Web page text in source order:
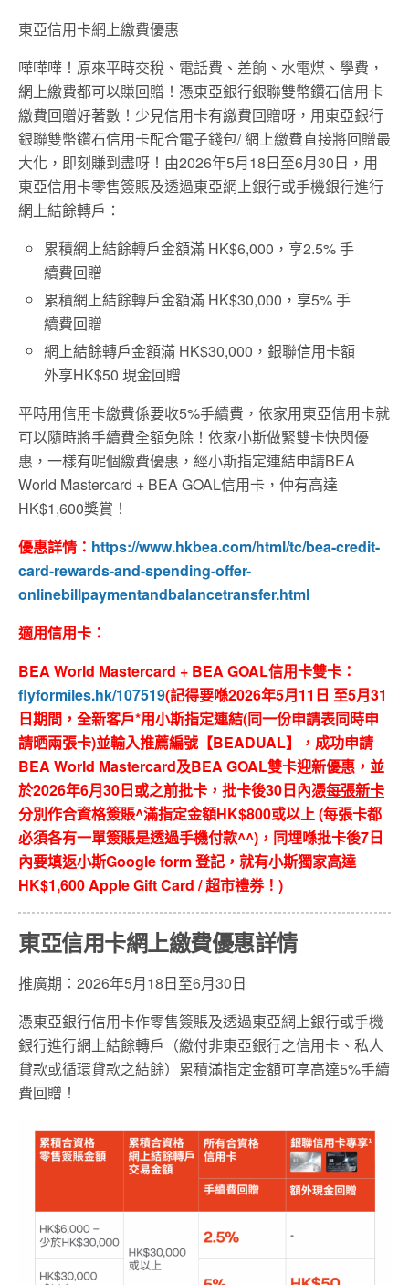
東亞信用卡網上繳費優惠
嘩嘩嘩！原來平時交稅、電話費、差餉、水電煤、學費，
網上繳費都可以賺回贈！憑東亞銀行銀聯雙幣鑽石信用卡
繳費回贈好著數！少見信用卡有繳費回贈呀，用東亞銀行
銀聯雙幣鑽石信用卡配合電子錢包/ 網上繳費直接將回贈最
大化，即刻賺到盡呀！由2026年5月18日至6月30日，用
東亞信用卡零售簽賬及透過東亞網上銀行或手機銀行進行
網上結餘轉戶：
累積網上結餘轉戶金額滿 HK$6,000，享2.5% 手
續費回贈
累積網上結餘轉戶金額滿 HK$30,000，享5% 手
續費回贈
網上結餘轉戶金額滿 HK$30,000，銀聯信用卡額
外享HK$50 現金回贈
平時用信用卡繳費係要收5%手續費，依家用東亞信用卡就
可以隨時將手續費全額免除！依家小斯做緊雙卡快閃優
惠，一樣有呢個繳費優惠，經小斯指定連結申請BEA
World Mastercard + BEA GOAL信用卡，仲有高達
HK$1,600獎賞！
優惠詳情： https://www.hkbea.com/html/tc/bea-credit-
card-rewards-and-spending-offer-
onlinebillpaymentandbalancetransfer.html
適用信用卡：
BEA World Mastercard + BEA GOAL信用卡雙卡：
flyformiles.hk/107519(記得要喺2026年5月11 日 至5月31
日期間，全新客戶*用小斯指定連結(同一份申請表同時申
請晒兩張卡)並輸入推薦編號【BEADUAL】，成功申請
BEA World Mastercard及BEA GOAL雙卡迎新優惠，並
於2026年6月30日或之前批卡，批卡後30日內憑每張新卡
分別作合資格簽賬^滿指定金額HK$800或以上(每張卡都
必須各有一單簽賬是透過手機付款^^) ，同埋喺批卡後7日
內要填返小斯Google form登記，就有小斯獨家高達
HK$1,600 Apple Gift Card /超市禮券！ )
東亞信用卡網上繳費優惠詳情
推廣期：2026年5月18日至6月30日
憑東亞銀行信用卡作零售簽賬及透過東亞網上銀行或手機
銀行進行網上結餘轉戶（繳付非東亞銀行之信用卡、私人
貸款或循環貸款之結餘）累積滿指定金額可享高達5%手續
費回贈！